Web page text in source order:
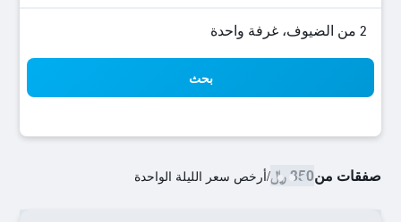
2 من الضيوف، غرفة واحدة
بحث
صفقات من350 ﷼ /أرخص سعر الليلة الواحدة